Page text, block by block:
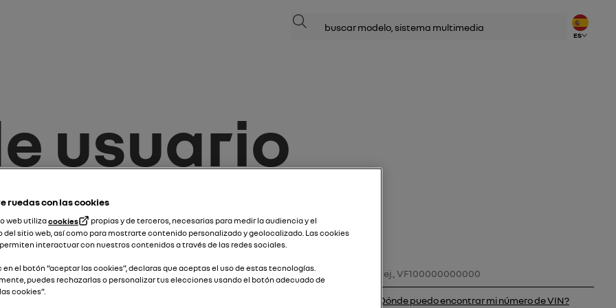
Buscar
ES
usuario
en video.
matrícula
¿Dónde puedo encontrar mi número de VIN?
ruedas con las cookies
web utilizacookies
propias y de terceros, necesarias para medir la audiencia y el
del sitio web, así como para mostrarte contenido personalizado y geolocalizado. Las cookies
interactuar con nuestros contenidos a través de las redes sociales.
en el botón “aceptar las cookies”, declaras que aceptas el uso de estas tecnologías.
puedes rechazarlas o personalizar tus elecciones usando el botón adecuado de
cookies”.